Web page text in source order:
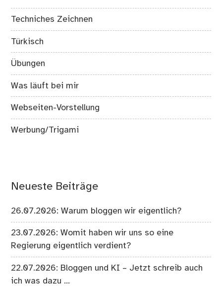
Techniches Zeichnen
Türkisch
Übungen
Was läuft bei mir
Webseiten-Vorstellung
Werbung/Trigami
Neueste Beiträge
26.07.2026: Warum bloggen wir eigentlich?
23.07.2026: Womit haben wir uns so eine
Regierung eigentlich verdient?
22.07.2026: Bloggen und KI – Jetzt schreib auch
ich was dazu …